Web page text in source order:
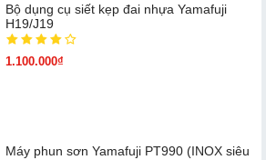
Bộ dụng cụ siết kẹp đai nhựa Yamafuji
H19/J19
1.100.000₫
Máy phun sơn Yamafuji PT990 (INOX siêu